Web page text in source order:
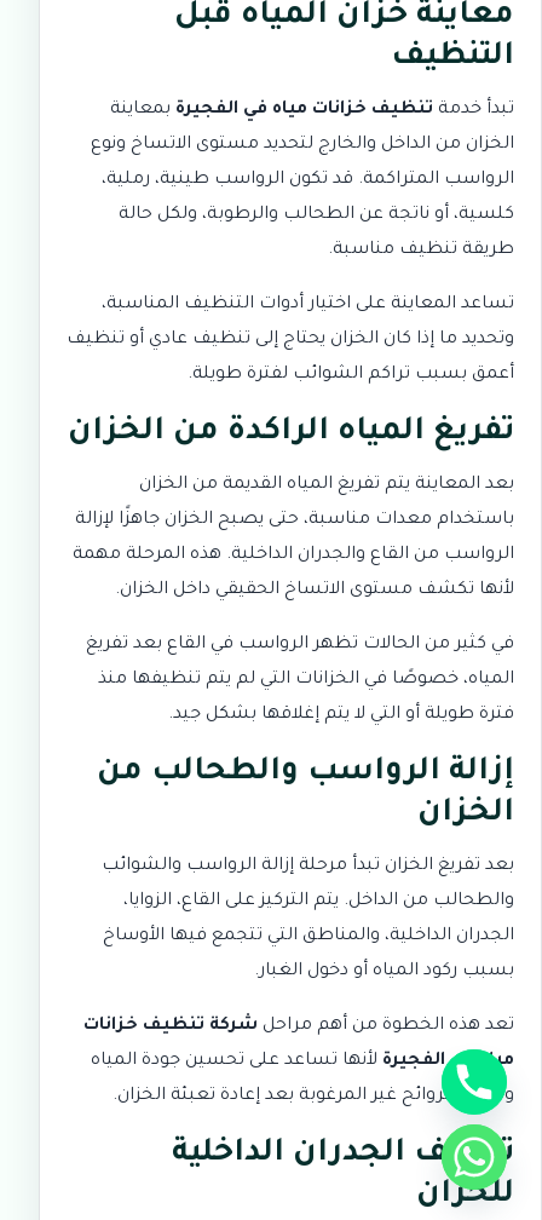
معاينة خزان المياه قبل
التنظيف
تبدأ خدمة تنظيف خزانات مياه في الفجيرة بمعاينة
الخزان من الداخل والخارج لتحديد مستوى الاتساخ ونوع
الرواسب المتراكمة. قد تكون الرواسب طينية، رملية،
كلسية، أو ناتجة عن الطحالب والرطوبة، ولكل حالة
طريقة تنظيف مناسبة.
تساعد المعاينة على اختيار أدوات التنظيف المناسبة،
وتحديد ما إذا كان الخزان يحتاج إلى تنظيف عادي أو تنظيف
أعمق بسبب تراكم الشوائب لفترة طويلة.
تفريغ المياه الراكدة من الخزان
بعد المعاينة يتم تفريغ المياه القديمة من الخزان
باستخدام معدات مناسبة، حتى يصبح الخزان جاهزًا لإزالة
الرواسب من القاع والجدران الداخلية. هذه المرحلة مهمة
لأنها تكشف مستوى الاتساخ الحقيقي داخل الخزان.
في كثير من الحالات تظهر الرواسب في القاع بعد تفريغ
المياه، خصوصًا في الخزانات التي لم يتم تنظيفها منذ
فترة طويلة أو التي لا يتم إغلاقها بشكل جيد.
إزالة الرواسب والطحالب من
الخزان
بعد تفريغ الخزان تبدأ مرحلة إزالة الرواسب والشوائب
والطحالب من الداخل. يتم التركيز على القاع، الزوايا،
الجدران الداخلية، والمناطق التي تتجمع فيها الأوساخ
بسبب ركود المياه أو دخول الغبار.
تعد هذه الخطوة من أهم مراحل شركة تنظيف خزانات
مياه في الفجيرة لأنها تساعد على تحسين جودة المياه
وتقليل الروائح غير المرغوبة بعد إعادة تعبئة الخزان.
تنظيف الجدران الداخلية
للخزان